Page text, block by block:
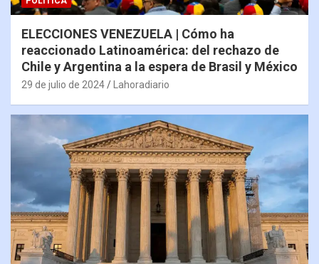
ELECCIONES VENEZUELA | Cómo ha
reaccionado Latinoamérica: del rechazo de
Chile y Argentina a la espera de Brasil y México
29 de julio de 2024 Lahoradiario